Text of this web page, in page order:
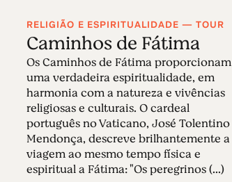
RELIGIÃO E ESPIRITUALIDADE — TOUR
Caminhos de Fátima
Os Caminhos de Fátima proporcionam
uma verdadeira espiritualidade, em
harmonia com a natureza e vivências
religiosas e culturais. O cardeal
português no Vaticano, José Tolentino
Mendonça, descreve brilhantemente a
viagem ao mesmo tempo física e
espiritual a Fátima: "Os peregrinos (...)